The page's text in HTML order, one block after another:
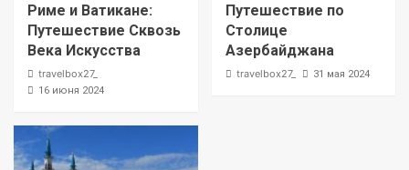
Риме и Ватикане:
Путешествие Сквозь
Века Искусства
travelbox27_
16 июня 2024
Путешествие по
Столице
Азербайджана
travelbox27_ 31 мая 2024